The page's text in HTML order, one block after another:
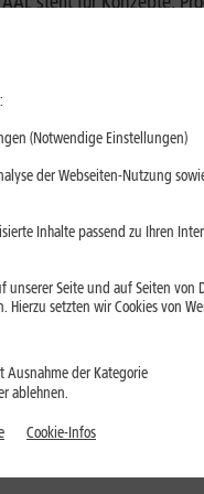
oder Menschen mit
Geräte zu den
beim Thema
zurück, technische
gibt auch alternative
(Notwendige Einstellungen)
der Webseiten-Nutzung
Inhalte passend zu Ihren
Seite und auf Seiten von
setzten wir Cookies von
Ausnahme der Kategorie
ablehnen.
Cookie-Infos